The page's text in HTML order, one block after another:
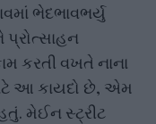
ભેદભાવભર્યુ
કરતી વખતે નાના
આ કાયદો છે, એમ
મેઈન સ્ટ્રીટ